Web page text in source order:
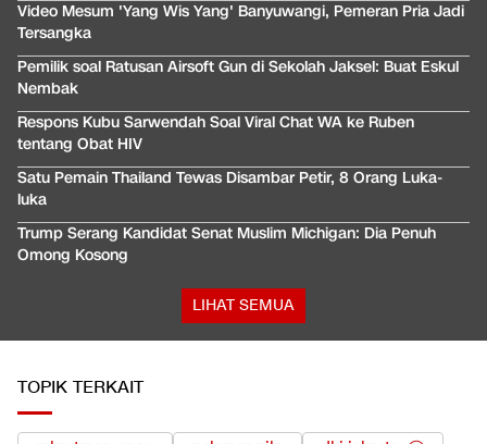
Video Mesum 'Yang Wis Yang' Banyuwangi, Pemeran Pria Jadi
Tersangka
Pemilik soal Ratusan Airsoft Gun di Sekolah Jaksel: Buat Eskul
Nembak
Respons Kubu Sarwendah Soal Viral Chat WA ke Ruben
tentang Obat HIV
Satu Pemain Thailand Tewas Disambar Petir, 8 Orang Luka-
luka
Trump Serang Kandidat Senat Muslim Michigan: Dia Penuh
Omong Kosong
LIHAT SEMUA
TOPIK TERKAIT